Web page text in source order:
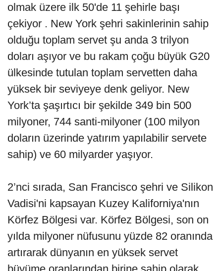
olmak üzere ilk 50'de 11 şehirle başı
çekiyor . New York şehri sakinlerinin sahip
olduğu toplam servet şu anda 3 trilyon
doları aşıyor ve bu rakam çoğu büyük G20
ülkesinde tutulan toplam servetten daha
yüksek bir seviyeye denk geliyor. New
York’ta şaşırtıcı bir şekilde 349 bin 500
milyoner, 744 santi-milyoner (100 milyon
doların üzerinde yatırım yapılabilir servete
sahip) ve 60 milyarder yaşıyor.
2’nci sırada, San Francisco şehri ve Silikon
Vadisi'ni kapsayan Kuzey Kaliforniya'nın
Körfez Bölgesi var. Körfez Bölgesi, son on
yılda milyoner nüfusunu yüzde 82 oranında
artırarak dünyanın en yüksek servet